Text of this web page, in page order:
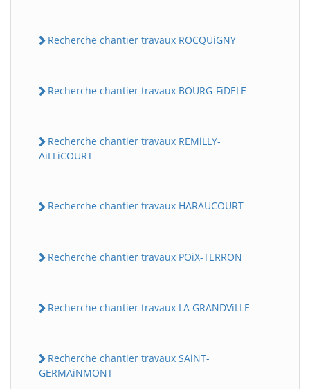
Recherche chantier travaux ROCQUiGNY
Recherche chantier travaux BOURG-FiDELE
Recherche chantier travaux REMiLLY-
AiLLiCOURT
Recherche chantier travaux HARAUCOURT
Recherche chantier travaux POiX-TERRON
Recherche chantier travaux LA GRANDViLLE
Recherche chantier travaux SAiNT-
GERMAiNMONT